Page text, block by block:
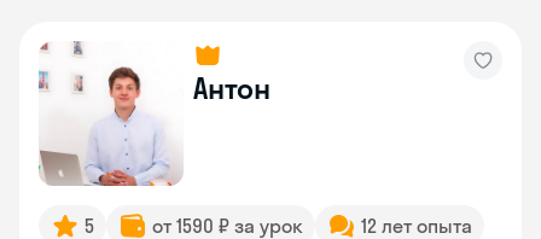
Антон
5 от 1590 ₽ за урок 12 лет опыта